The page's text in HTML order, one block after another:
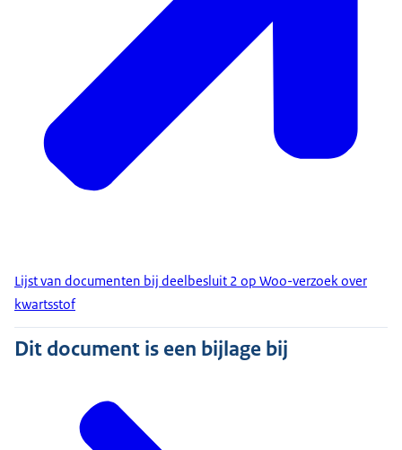
Lijst van documenten bij deelbesluit 2 op Woo-verzoek over
kwartsstof
Dit document is een bijlage bij